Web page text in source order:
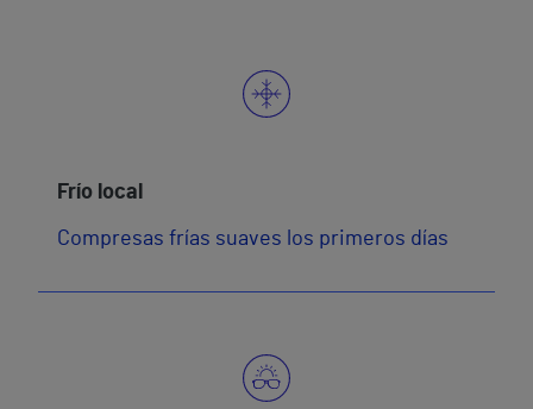
Frío local
Compresas frías suaves los primeros días